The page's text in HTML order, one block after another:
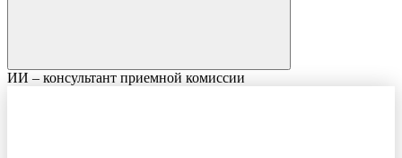
ИИ – консультант приемной комиссии